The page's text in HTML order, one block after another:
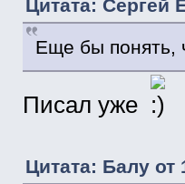
Цитата: Сергей
Еще бы понять,
Писал уже
Цитата: Балу от